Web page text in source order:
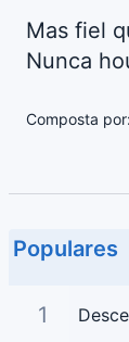
Mas fiel
Nunca
Composta
Populares
1